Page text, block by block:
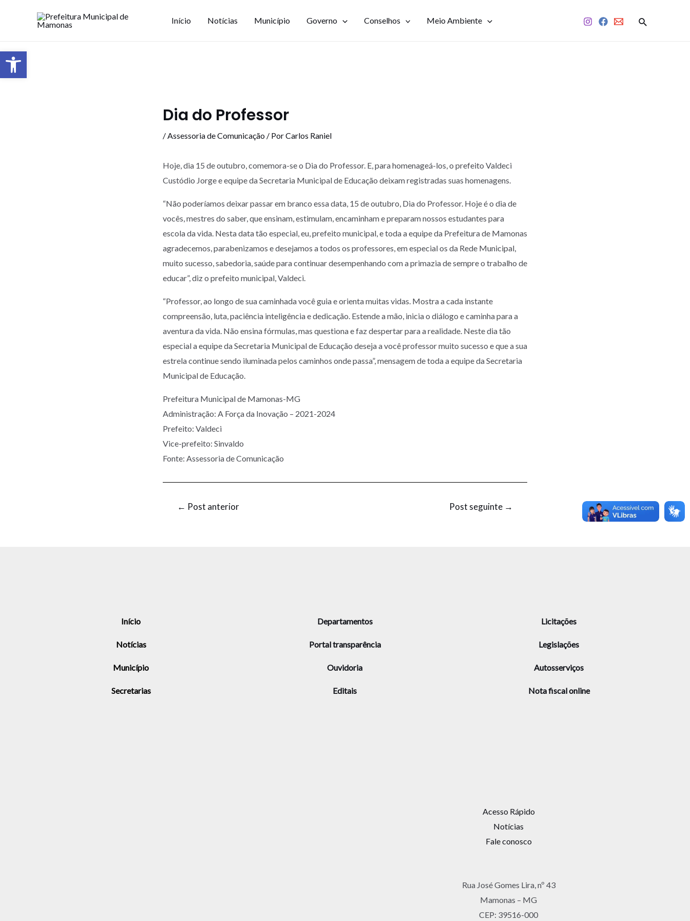
Início Notícias Município Governo Conselhos Meio Ambiente
Dia do Professor
/Assessoria de Comunicação / PorCarlos Raniel
Hoje, dia 15 de outubro, comemora-se o Dia do Professor. E, para homenageá-los, o prefeito Valdeci
Custódio Jorge e equipe da Secretaria Municipal de Educação deixam registradas suas homenagens.
“Não poderíamos deixar passar em branco essa data, 15 de outubro, Dia do Professor. Hoje é o dia de
vocês, mestres do saber, que ensinam, estimulam, encaminham e preparam nossos estudantes para
escola da vida. Nesta data tão especial, eu, prefeito municipal, e toda a equipe da Prefeitura de Mamonas
agradecemos, parabenizamos e desejamos a todos os professores, em especial os da Rede Municipal,
muito sucesso, sabedoria, saúde para continuar desempenhando com a primazia de sempre o trabalho de
educar”, diz o prefeito municipal, Valdeci.
“Professor, ao longo de sua caminhada você guia e orienta muitas vidas. Mostra a cada instante
compreensão, luta, paciência inteligência e dedicação. Estende a mão, inicia o diálogo e caminha para a
aventura da vida. Não ensina fórmulas, mas questiona e faz despertar para a realidade. Neste dia tão
especial a equipe da Secretaria Municipal de Educação deseja a você professor muito sucesso e que a sua
estrela continue sendo iluminada pelos caminhos onde passa”, mensagem de toda a equipe da Secretaria
Municipal de Educação.
Prefeitura Municipal de Mamonas-MG
Administração: A Força da Inovação – 2021-2024
Prefeito: Valdeci
Vice-prefeito: Sinvaldo
Fonte: Assessoria de Comunicação
← Post anterior Post seguinte →
Início
Notícias
Município
Secretarias
Departamentos
Portal transparência
Ouvidoria
Editais
Licitações
Legislações
Autosserviços
Nota fiscal online
Acesso Rápido
Notícias
Fale conosco
Rua José Gomes Lira, nº 43
Mamonas – MG
CEP: 39516-000
Barra de Ferramentas Aberta